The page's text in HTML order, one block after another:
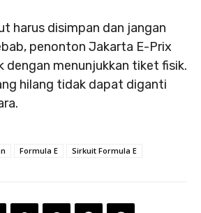
harus disimpan dan jangan
penonton Jakarta E-Prix
dengan menunjukkan tiket fisik.
hilang tidak dapat diganti
Formula E Sirkuit Formula E